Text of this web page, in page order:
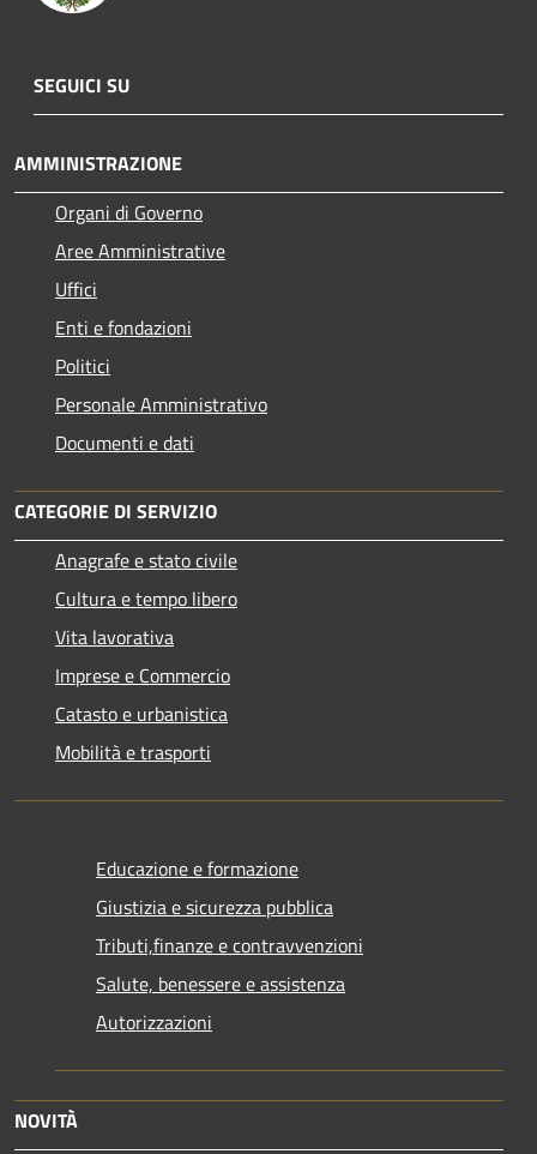
SEGUICI SU
AMMINISTRAZIONE
Organi di Governo
Aree Amministrative
Uffici
Enti e fondazioni
Politici
Personale Amministrativo
Documenti e dati
CATEGORIE DI SERVIZIO
Anagrafe e stato civile
Cultura e tempo libero
Vita lavorativa
Imprese e Commercio
Catasto e urbanistica
Mobilità e trasporti
Educazione e formazione
Giustizia e sicurezza pubblica
Tributi,finanze e contravvenzioni
Salute, benessere e assistenza
Autorizzazioni
NOVITÀ